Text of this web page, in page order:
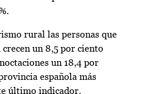
rural las personas que
un 8,5 por ciento
un 18,4 por
española más
último indicador.